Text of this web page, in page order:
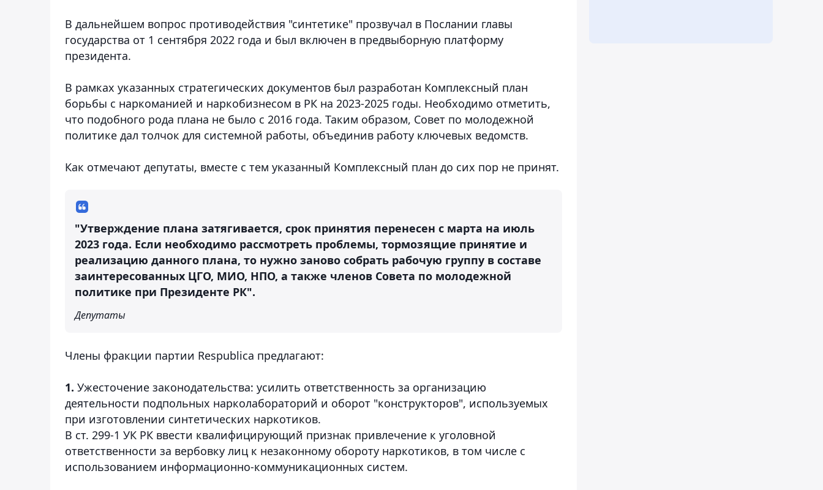
В дальнейшем вопрос противодействия "синтетике" прозвучал в Послании главы
государства от 1 сентября 2022 года и был включен в предвыборную платформу
президента.
В рамках указанных стратегических документов был разработан Комплексный план
борьбы с наркоманией и наркобизнесом в РК на 2023-2025 годы. Необходимо отметить,
что подобного рода плана не было с 2016 года. Таким образом, Совет по молодежной
политике дал толчок для системной работы, объединив работу ключевых ведомств.
Как отмечают депутаты, вместе с тем указанный Комплексный план до сих пор не принят.
"Утверждение плана затягивается, срок принятия перенесен с марта на июль
2023 года. Если необходимо рассмотреть проблемы, тормозящие принятие и
реализацию данного плана, то нужно заново собрать рабочую группу в составе
заинтересованных ЦГО, МИО, НПО, а также членов Совета по молодежной
политике при Президенте РК".
Депутаты
Члены фракции партии Respublica предлагают:
1. Ужесточение законодательства: усилить ответственность за организацию
деятельности подпольных нарколабораторий и оборот "конструкторов", используемых
при изготовлении синтетических наркотиков.
В ст. 299-1 УК РК ввести квалифицирующий признак привлечение к уголовной
ответственности за вербовку лиц к незаконному обороту наркотиков, в том числе с
использованием информационно-коммуникационных систем.